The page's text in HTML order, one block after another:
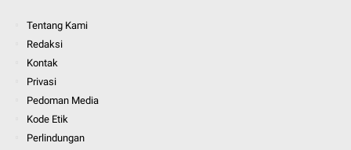
Tentang Kami
Redaksi
Kontak
Privasi
Pedoman Media
Kode Etik
Perlindungan